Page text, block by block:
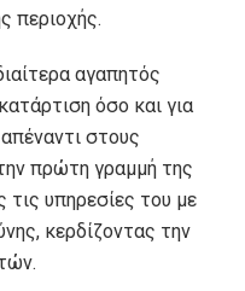
περιοχής.
αγαπητός
όσο και για
στους
πρώτη γραμμή της
υπηρεσίες του με
κερδίζοντας την